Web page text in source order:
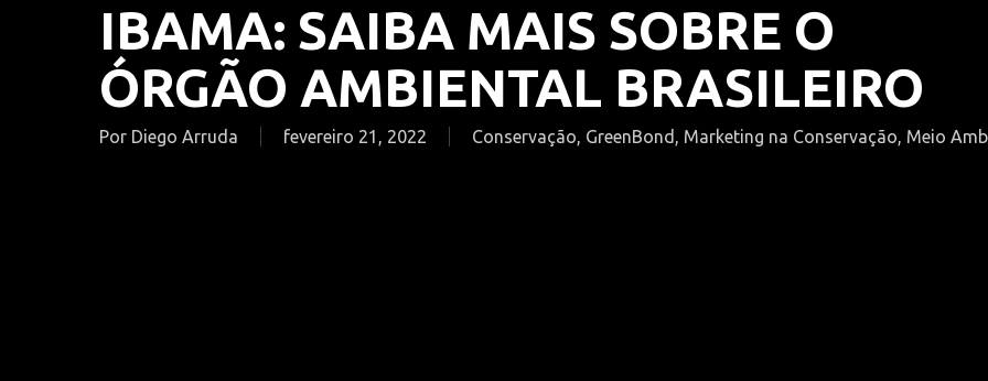
IBAMA: SAIBA MAIS SOBRE O
ÓRGÃO AMBIENTAL BRASILEIRO
Por Diego Arruda fevereiro 21, 2022 Conservação, GreenBond , Marketing na Conservação, Meio